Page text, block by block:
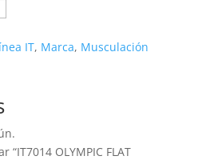
IT, Marca, Musculación
OLYMPIC FLAT